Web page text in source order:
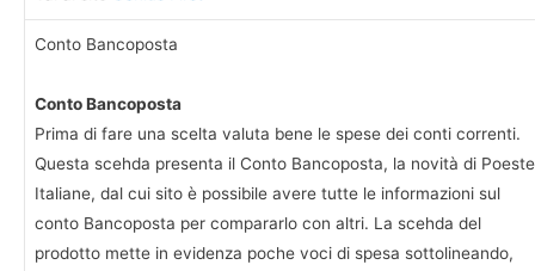
Conto Bancoposta
Conto Bancoposta
Prima di fare una scelta valuta bene le spese dei conti correnti.
Questa scehda presenta il Conto Bancoposta, la novità di Poeste
Italiane, dal cui sito è possibile avere tutte le informazioni sul
conto Bancoposta per compararlo con altri. La scehda del
prodotto mette in evidenza poche voci di spesa sottolineando,